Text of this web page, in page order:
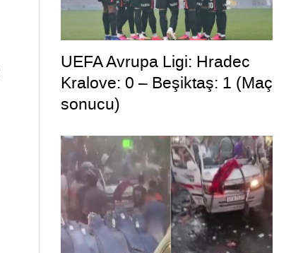
UEFA Avrupa Ligi: Hradec
Kralove: 0 – Beşiktaş: 1 (Maç
sonucu)